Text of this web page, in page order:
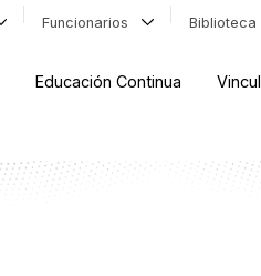
Funcionarios Biblioteca
Educación Continua